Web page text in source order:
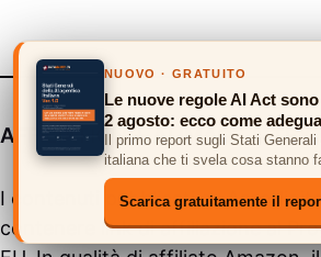
AFFILIATION + AI IMAGE &
I contenuti pubblicati su
contenere link di affiliazione al
NUOVO · GRATUITO
Le nuove regole AI Act
2 agosto: ecco come
Il primo report sugli Stati
italiana che ti svela cosa stanno
Scarica gratuitamente il